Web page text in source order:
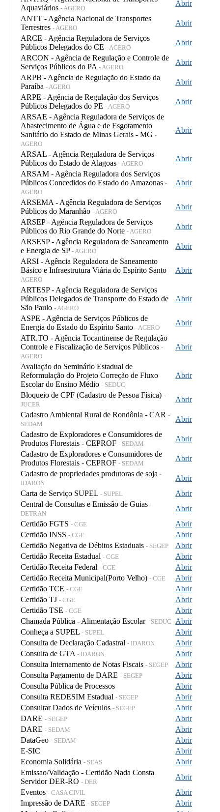
Aquaviários - AGERO
Abrir
ANTT - Agência Nacional de Transportes
Terrestres - AGERO
Abrir
ARCE - Agência Reguladora de Serviços
Públicos Delegados do CE - AGERO
Abrir
ARCON - Agência de Regulação e Controle de
Serviços Públicos do PA - AGERO
Abrir
ARPB - Agência de Regulação do Estado da
Paraíba - AGERO
Abrir
ARPE - Agência de Regulação dos Serviços
Públicos Delegados do PE - AGERO
Abrir
ARSAE - Agência Reguladora de Serviços de
Abastecimento de Água e de Esgotamento
Sanitário do Estado de Minas Gerais - MG -
AGERO
Abrir
ARSAL - Agência Reguladora de Serviços
Públicos do Estado de Alagoas - AGERO
Abrir
ARSAM - Agência Reguladora dos Serviços
Públicos Concedidos do Estado do Amazonas -
AGERO
Abrir
ARSEMA - Agência Reguladora de Serviços
Públicos do Maranhão - AGERO
Abrir
ARSEP - Agência Reguladora de Serviços
Públicos do Rio Grande do Norte - AGERO
Abrir
ARSESP - Agência Reguladora de Saneamento
e Energia de SP - AGERO
Abrir
ARSI - Agência Reguladora de Saneamento
Básico e Infraestrutura Viária do Espírito Santo -
AGERO
Abrir
ARTESP - Agência Reguladora de Serviços
Públicos Delegados de Transporte do Estado de
São Paulo - AGERO
Abrir
ASPE - Agência de Serviços Públicos de
Energia do Estado do Espírito Santo - AGERO
Abrir
ATR.TO - Agência Tocantinense de Regulação
Controle e Fiscalização de Serviços Públicos -
AGERO
Abrir
Avaliação do Seminário Estadual de
Reformulação do Projeto Correção de Fluxo
Escolar do Ensino Médio - SEDUC
Abrir
Bloqueio de CPF (Cadastro de Pessoa Física) -
JUCER
Abrir
Cadastro Ambiental Rural de Rondônia - CAR -
SEDAM
Abrir
Cadastro de Exploradores e Consumidores de
Produtos Florestais - CEPROF - SEDAM
Abrir
Cadastro de Exploradores e Consumidores de
Produtos Florestais - CEPROF - SEDAM
Abrir
Cadastro de propriedades produtoras de soja -
IDARON
Abrir
Carta de Serviço SUPEL - SUPEL
Abrir
Central de Consultas e Emissão de Guias -
DETRAN
Abrir
Certidão FGTS - CGE
Abrir
Certidão INSS - CGE
Abrir
Certidão Negativa de Débitos Estaduais - SEGEP
Abrir
Certidão Receita Estadual - CGE
Abrir
Certidão Receita Federal - CGE
Abrir
Certidão Receita Municipal(Porto Velho) - CGE
Abrir
Certidão TCE - CGE
Abrir
Certidão TJ - CGE
Abrir
Certidão TSE - CGE
Abrir
Chamada Pública - Alimentação Escolar - SEDUC
Abrir
Conheça a SUPEL - SUPEL
Abrir
Consulta de Declaração Cadastral - IDARON
Abrir
Consulta de GTA - IDARON
Abrir
Consulta Internamento de Notas Fiscais - SEGEP
Abrir
Consulta Pagamento de DARE - SEGEP
Abrir
Consulta Pública de Processos
Abrir
Consulta REDESIM Estadual - SEGEP
Abrir
Consultar Dados de Veículos - SEGEP
Abrir
DARE - SEGEP
Abrir
DARE - SEDAM
Abrir
DataGeo - SEDAM
Abrir
E-SIC
Abrir
Economia Solidária - SEAS
Abrir
Emissao/Validação - Certidão Nada Consta
Servidor DER-RO - DER
Abrir
Eventos - CASA CIVIL
Abrir
Impressão de DARE - SEGEP
Abrir